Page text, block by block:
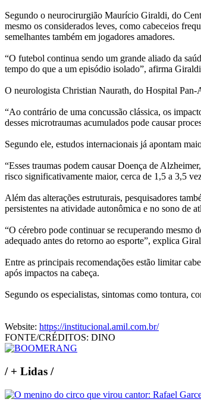
Segundo o neurocirurgião Maurício Giraldi, do
mesmo os considerados leves, como cabeceios
semelhantes também em jogadores amadores.
“O futebol continua sendo um grande aliado da
tempo do que a um episódio isolado”, afirma
O neurologista Christian Naurath, do Hospital Pan-
“Ao contrário de uma concussão clássica, os
desses microtraumas acumulados pode causar
Segundo ele, estudos internacionais já apontam
“Esses traumas podem causar Doença de
risco significativamente maior, cerca de 1,5 a 3,5
Além das alterações estruturais, pesquisadores
persistentes na atividade autonômica e no sono de
“O cérebro pode continuar se recuperando mesmo
adequado antes do retorno ao esporte”, explica
Entre as principais recomendações estão limitar
após impactos na cabeça.
Segundo os especialistas, sintomas como tontura,
Website: https://institucional.amil.com.br/
FONTE/CRÉDITOS: DINO
/+ Lidas /